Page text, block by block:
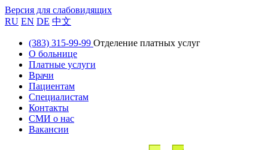
Версия для слабовидящих
RU EN DE 中文
(383) 315-99-99 Отделение платных услуг
О больнице
Платные услуги
Врачи
Пациентам
Специалистам
Контакты
СМИ о нас
Вакансии